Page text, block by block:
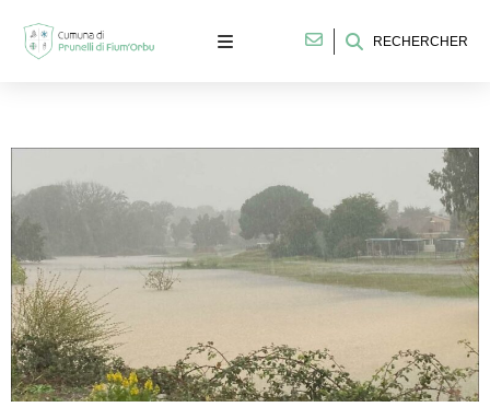
RECHERCHER